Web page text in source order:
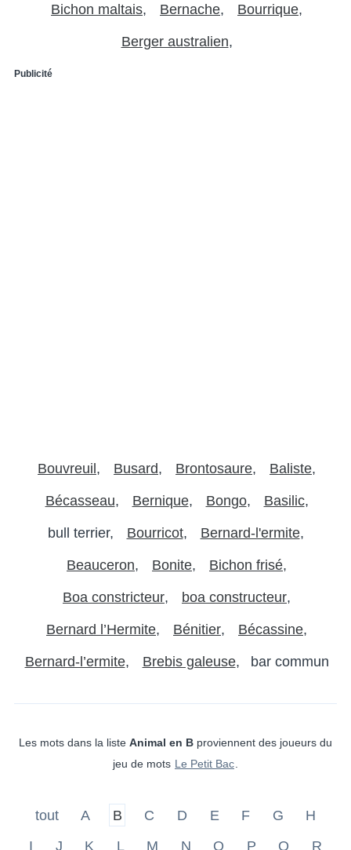
Bichon maltais Bernache Bourrique
Berger australien
Publicité
Bouvreuil Busard Brontosaure Baliste
Bécasseau Bernique Bongo Basilic
bull terrier Bourricot Bernard-l'ermite
Beauceron Bonite Bichon frisé
Boa constricteur boa constructeur
Bernard l’Hermite Bénitier Bécassine
Bernard-l’ermite Brebis galeuse bar commun
Les mots dans la liste Animal en B proviennent des joueurs du
jeu de mots Le Petit Bac
tout A B C D E F G
H
I
J K L M N O P Q R